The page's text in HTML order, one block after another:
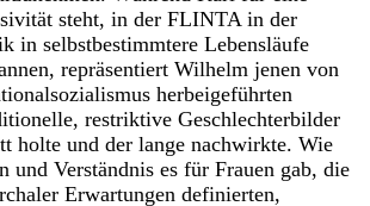
steht, in der FLINTA in der
in selbstbestimmtere Lebensläufe
repräsentiert Wilhelm jenen von
herbeigeführten
restriktive Geschlechterbilder
holte und der lange nachwirkte. Wie
und Verständnis es für Frauen gab, die
Erwartungen definierten,